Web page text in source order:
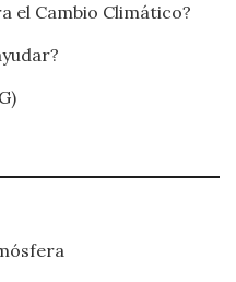
el Cambio Climático?